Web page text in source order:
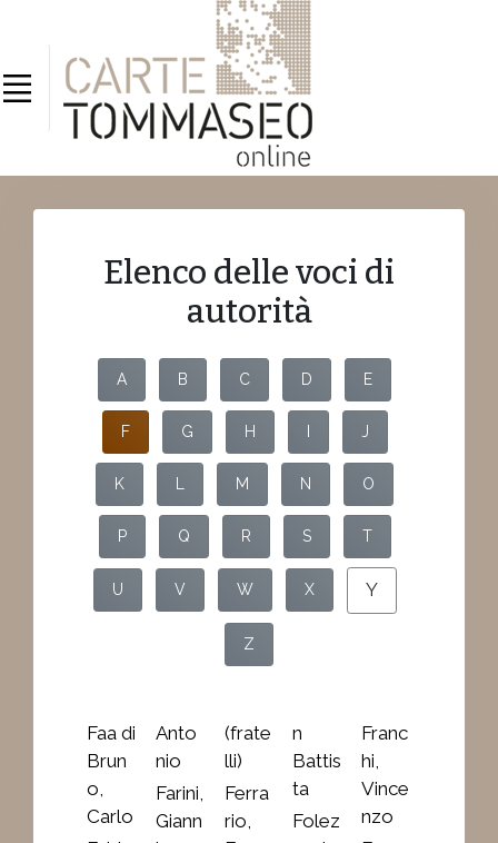
Elenco delle voci di
autorità
A B C D E
F G H J
K M N O
P Q R S T
U V W X Y
Z
Faa di
Brun
o,
Carlo
Anto
nio
Farini,
Giann
(frate
lli)
Ferra
rio,
n
Battis
ta
Folez
Franc
hi,
Vince
nzo